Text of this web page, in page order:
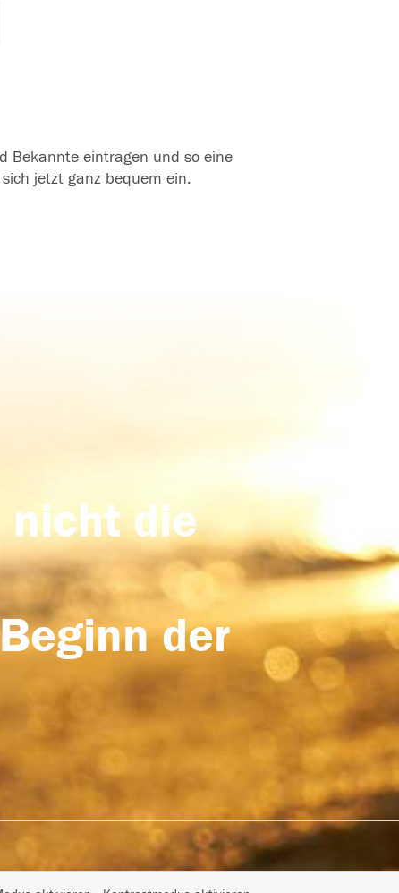
Bekannte eintragen und so eine
jetzt ganz bequem ein.
nicht die
der